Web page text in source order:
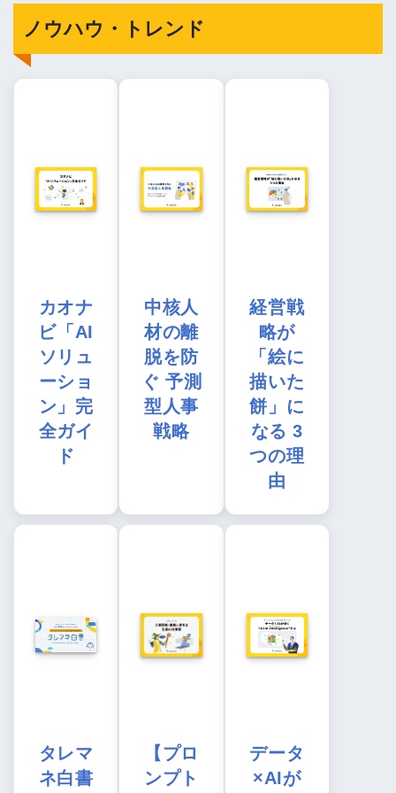
ノウハウ・トレンド
カオナ
ビ「AI
ソリュ
ーショ
ン」完
全ガイ
ド
中核人
材の離
脱を防
ぐ 予測
型人事
戦略
経営戦
略が
「絵に
描いた
餅」に
なる 3
つの理
由
タレマ
ネ白書
【プロ
ンプト
データ
×AIが